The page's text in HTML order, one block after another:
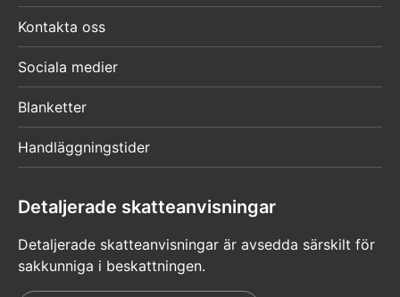
Kontakta oss
Sociala medier
Blanketter
Handläggningstider
Detaljerade skatteanvisningar
Detaljerade skatteanvisningar är avsedda särskilt för
sakkunniga i beskattningen.